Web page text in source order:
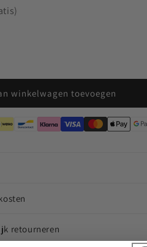
winkelwagen toevoegen
retourneren